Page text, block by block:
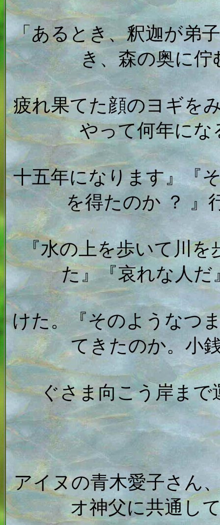
「あるとき、釈迦が弟
き、森の奥に佇
疲れ果てた顔のヨギを
やって何年にな
十五年になります』『
を得たのか ？ 』
『水の上を歩いて川
た』『哀れな人だ
けた。『そのようなつ
てきたのか。小
ぐさま向こう岸まで
アイヌの青木愛子さん
オ神父に共通し